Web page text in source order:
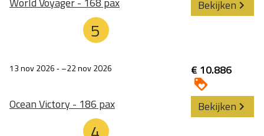
5
Bekijken
13 nov 2026‐ 22 nov 2026
Ocean Victory - 186 pax
€ 10.886
Bekijken